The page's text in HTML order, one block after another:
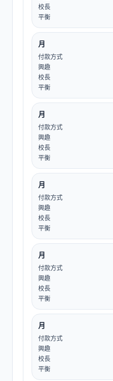
校長
平衡
月
付款方式
興趣
校長
平衡
月
付款方式
興趣
校長
平衡
月
付款方式
興趣
校長
平衡
月
付款方式
興趣
校長
平衡
月
付款方式
興趣
校長
平衡